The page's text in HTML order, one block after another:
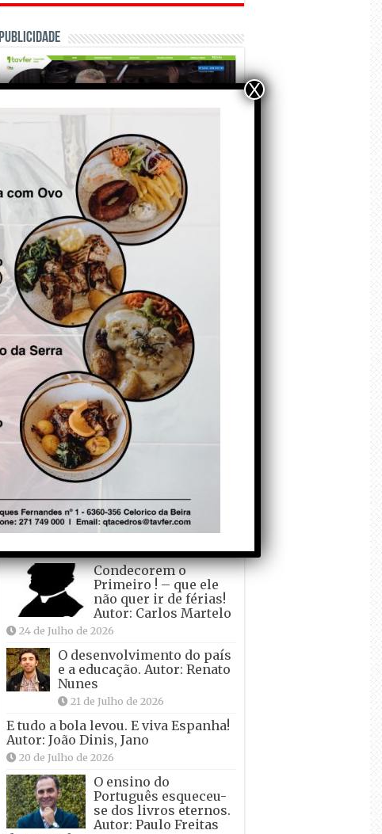
Publicidade
OPINIÃO E CRÓNICAS
Matraquilhos… Autor:
Fernando Roldão
6 de Agosto de 2026
A marca Sporting em
todo o mundo está a
crescer atrás de
Ronaldo. Autor: Paulo
Freitas do Amaral
5 de Agosto de 2026
Falso crescimento…
Autor: Nuno Pereira
1 de Agosto de 2026
Tadei Pogacar vence o
“Tour” – A “Volta a
França em Bicicleta”
pela quinta vez! Autor:
João Dinis
Condecorem o
Primeiro ! – que ele
não quer ir de férias!
Autor: Carlos Martelo
24 de Julho de 2026
O desenvolvimento do país
e a educação. Autor: Renato
Nunes
21 de Julho de 2026
E tudo a bola levou. E viva Espanha!
Autor: João Dinis, Jano
20 de Julho de 2026
O ensino do
Português esqueceu-
se dos livros eternos.
Autor: Paulo Freitas
X